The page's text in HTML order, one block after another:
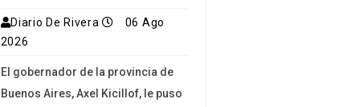
Diario De Rivera
06 Ago
2026
El gobernador de la provincia de
Buenos Aires, Axel Kicillof, le puso